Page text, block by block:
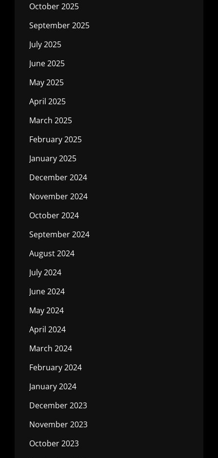
October 2025
September 2025
July 2025
June 2025
May 2025
April 2025
March 2025
February 2025
January 2025
December 2024
November 2024
October 2024
September 2024
August 2024
July 2024
June 2024
May 2024
April 2024
March 2024
February 2024
January 2024
December 2023
November 2023
October 2023